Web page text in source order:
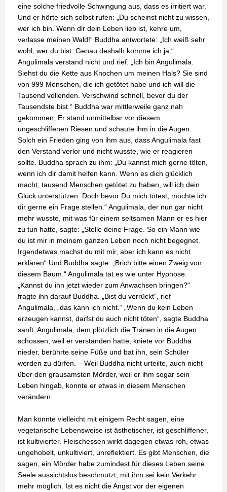
eine solche friedvolle Schwingung aus, dass es irritiert war.
Und er hörte sich selbst rufen: „Du scheinst nicht zu wissen,
wer ich bin. Wenn dir dein Leben lieb ist, kehre um,
verlasse meinen Wald!“ Buddha antwortete: „Ich weiß sehr
wohl, wer du bist. Genau deshalb komme ich ja.“
Angulimala verstand nicht und rief: „Ich bin Angulimala.
Siehst du die Kette aus Knochen um meinen Hals? Sie sind
von 999 Menschen, die ich getötet habe und ich will die
Tausend vollenden. Verschwind schnell, bevor du der
Tausendste bist.“ Buddha war mittlerweile ganz nah
gekommen, Er stand unmittelbar vor diesem
ungeschliffenen Riesen und schaute ihm in die Augen.
Solch ein Frieden ging von ihm aus, dass Angulimala fast
den Verstand verlor und nicht wusste, wie er reagieren
sollte. Buddha sprach zu ihm: „Du kannst mich gerne töten,
wenn ich dir damit helfen kann. Wenn es dich glücklich
macht, tausend Menschen getötet zu haben, will ich dein
Glück unterstützen. Doch bevor Du mich tötest, möchte ich
dir gerne ein Frage stellen.“ Angulimala, der nun gar nicht
mehr wusste, mit was für einem seltsamen Mann er es hier
zu tun hatte, sagte: „Stelle deine Frage. So ein Mann wie
du ist mir in meinem ganzen Leben noch nicht begegnet.
Irgendetwas machst du mit mir, aber ich kann es nicht
erklären“ Und Buddha sagte: „Brich bitte einen Zweig von
diesem Baum.“ Angulimala tat es wie unter Hypnose.
„Kannst du ihn jetzt wieder zum Anwachsen bringen?“
fragte ihn darauf Buddha. „Bist du verrückt“, rief
Angulimala, „das kann ich nicht.“ „Wenn du kein Leben
erzeugen kannst, darfst du auch nicht töten“, sagte Buddha
sanft. Angulimala, dem plötzlich die Tränen in die Augen
schossen, weil er verstanden hatte, kniete vor Buddha
nieder, berührte seine Füße und bat ihn, sein Schüler
werden zu dürfen. – Weil Buddha nicht urteilte, auch nicht
über den grausamsten Mörder, weil er ihm sogar sein
Leben hingab, konnte er etwas in diesem Menschen
verändern.
Man könnte vielleicht mit einigem Recht sagen, eine
vegetarische Lebensweise ist ästhetischer, ist geschliffener,
ist kultivierter. Fleischessen wirkt dagegen etwas roh, etwas
ungehobelt, unkultiviert, unreflektiert. Es gibt Menschen, die
sagen, ein Mörder habe zumindest für dieses Leben seine
Seele aussichtslos beschmutzt, mit ihm sei kein Verkehr
mehr möglich. Ist es nicht die Angst vor der eigenen